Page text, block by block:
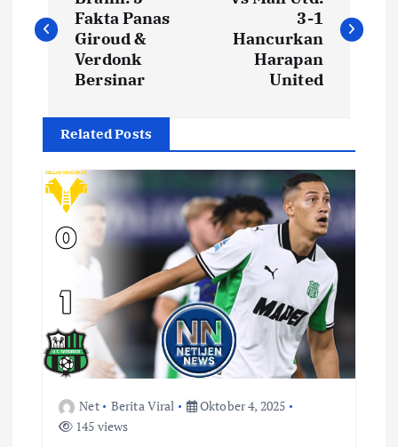
v
a
o
Fakta Panas
Giroud &
Verdonk
Bersinar
3-1
Hancurkan
Harapan
United
Related Posts
Net Berita Viral
Oktober 4, 2025
145 views